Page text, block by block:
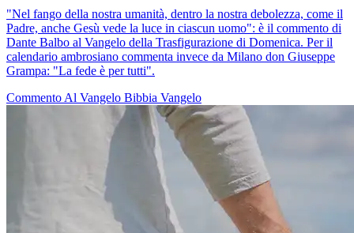
"Nel fango della nostra umanità, dentro la nostra debolezza, come il
Padre, anche Gesù vede la luce in ciascun uomo": è il commento di
Dante Balbo al Vangelo della Trasfigurazione di Domenica. Per il
calendario ambrosiano commenta invece da Milano don Giuseppe
Grampa: "La fede è per tutti".
Commento Al Vangelo Bibbia Vangelo